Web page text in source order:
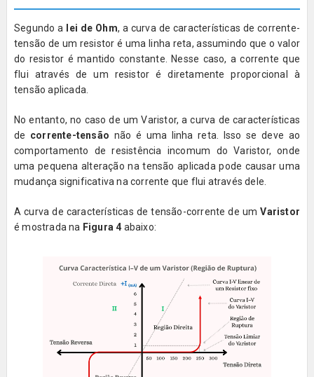
Segundo a lei de Ohm, a curva de características de corrente-
tensão de um resistor é uma linha reta, assumindo que o valor
do resistor é mantido constante. Nesse caso, a corrente que
flui através de um resistor é diretamente proporcional à
tensão aplicada.
No entanto, no caso de um Varistor, a curva de características
de corrente-tensão não é uma linha reta. Isso se deve ao
comportamento de resistência incomum do Varistor, onde
uma pequena alteração na tensão aplicada pode causar uma
mudança significativa na corrente que flui através dele.
A curva de características de tensão-corrente de umVaristor
é mostrada na Figura 4 abaixo: